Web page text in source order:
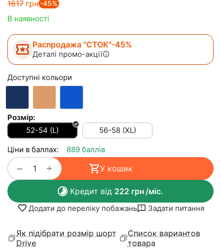
‍1617‍ грн -45%
В наявності
Распродажа "СТОК"-45%
Деталі промо-акції
Доступні кольори
Розмір:
52-54 (L)
56-58 (XL)
Ціни в баллах: 889 баллів
+
− У кошик
Кредит від 222 грн/міс.
Додати до переліку побажань Задати питання
Як підібрати розмір шорт
Drive
Список вариантов
товара